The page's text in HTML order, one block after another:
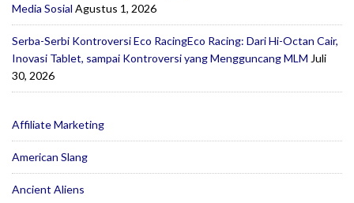
Media Sosial Agustus 1, 2026
Serba-Serbi Kontroversi Eco RacingEco Racing: Dari Hi-Octan Cair,
Inovasi Tablet, sampai Kontroversi yang Mengguncang MLM Juli
30, 2026
Affiliate Marketing
American Slang
Ancient Aliens